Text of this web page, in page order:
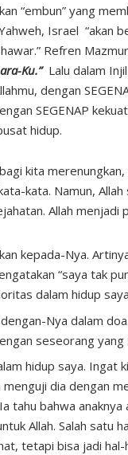
“embun” yang
Israel “akan
Refren
Ku.” Lalu dalam
dengan
SEGENAP
hidup.
kita
kata. Namun,
Allah menjadi
kepada-Nya.
“saya tak
dalam hidup
Nya dalam
seseorang
hidup saya. Ingat
dia dengan
tahu bahwa
Allah. Salah satu
tetapi bisa jadi